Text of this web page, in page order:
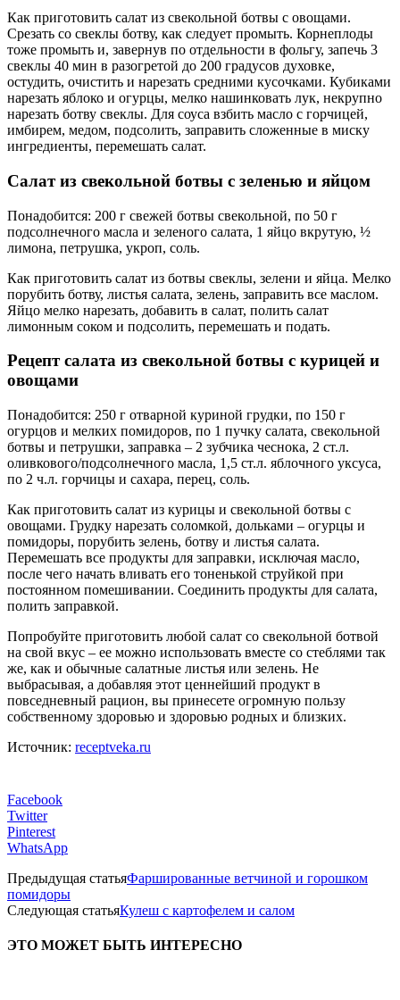
Как приготовить салат из свекольной ботвы с овощами.
Срезать со свеклы ботву, как следует промыть. Корнеплоды
тоже промыть и, завернув по отдельности в фольгу, запечь 3
свеклы 40 мин в разогретой до 200 градусов духовке,
остудить, очистить и нарезать средними кусочками. Кубиками
нарезать яблоко и огурцы, мелко нашинковать лук, некрупно
нарезать ботву свеклы. Для соуса взбить масло с горчицей,
имбирем, медом, подсолить, заправить сложенные в миску
ингредиенты, перемешать салат.
Салат из свекольной ботвы с зеленью и яйцом
Понадобится: 200 г свежей ботвы свекольной, по 50 г
подсолнечного масла и зеленого салата, 1 яйцо вкрутую, ½
лимона, петрушка, укроп, соль.
Как приготовить салат из ботвы свеклы, зелени и яйца. Мелко
порубить ботву, листья салата, зелень, заправить все маслом.
Яйцо мелко нарезать, добавить в салат, полить салат
лимонным соком и подсолить, перемешать и подать.
Рецепт салата из свекольной ботвы с курицей и
овощами
Понадобится: 250 г отварной куриной грудки, по 150 г
огурцов и мелких помидоров, по 1 пучку салата, свекольной
ботвы и петрушки, заправка – 2 зубчика чеснока, 2 ст.л.
оливкового/подсолнечного масла, 1,5 ст.л. яблочного уксуса,
по 2 ч.л. горчицы и сахара, перец, соль.
Как приготовить салат из курицы и свекольной ботвы с
овощами. Грудку нарезать соломкой, дольками – огурцы и
помидоры, порубить зелень, ботву и листья салата.
Перемешать все продукты для заправки, исключая масло,
после чего начать вливать его тоненькой струйкой при
постоянном помешивании. Соединить продукты для салата,
полить заправкой.
Попробуйте приготовить любой салат со свекольной ботвой
на свой вкус – ее можно использовать вместе со стеблями так
же, как и обычные салатные листья или зелень. Не
выбрасывая, а добавляя этот ценнейший продукт в
повседневный рацион, вы принесете огромную пользу
собственному здоровью и здоровью родных и близких.
Источник: receptveka.ru
Facebook
Twitter
Pinterest
WhatsApp
Предыдущая статьяФаршированные ветчиной и горошком
помидоры
Следующая статьяКулеш с картофелем и салом
ЭТО МОЖЕТ БЫТЬ ИНТЕРЕСНО